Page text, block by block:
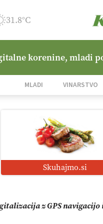
31.8°C
korenine, mladi
MLADI VINARSTVO
Skuhajmo.si
Dvorjane Hills
od satelita do
z GPS
družini Bregar po